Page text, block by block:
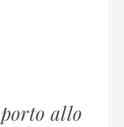
allo